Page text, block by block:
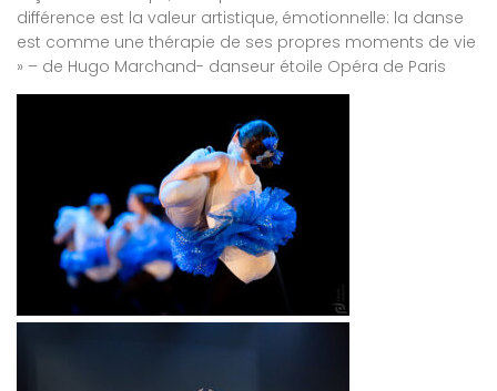
différence est la valeur artistique, émotionnelle: la danse
est comme une thérapie de ses propres moments de vie
» – de Hugo Marchand- danseur étoile Opéra de Paris